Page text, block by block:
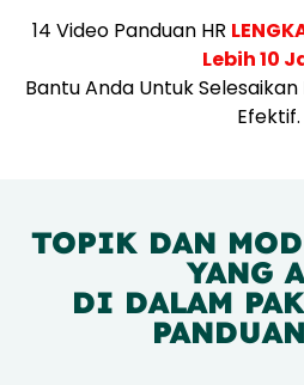
14 Video Panduan HR
Lebih 10
Bantu Anda Untuk
Efektif.
TOPIK DAN
YANG
DI DALAM